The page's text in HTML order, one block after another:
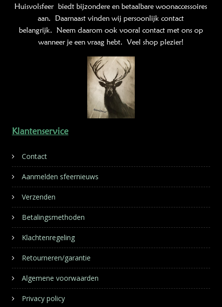
Huisvolsfeer biedt bijzondere en betaalbare woonaccessoires
aan. Daarnaast vinden wij persoonlijk contact
belangrijk. Neem daarom ook vooral contact met ons op
wanneer je een vraag hebt. Veel shop plezier!
Klantenservice
Contact
Aanmelden sfeernieuws
Verzenden
Betalingsmethoden
Klachtenregeling
Retourneren/garantie
Algemene voorwaarden
Privacy policy